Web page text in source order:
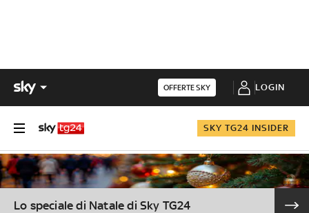
OFFERTE SKY LOGIN
SKY TG24 INSIDER
Lo speciale di Natale di Sky TG24